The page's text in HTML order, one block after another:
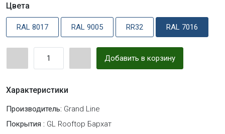
Цвета
RAL 8017 RAL 9005 RR32 RAL 7016
Добавить в корзину
Характеристики
Производитель: Grand Line
Покрытия : GL Rooftop Бархат